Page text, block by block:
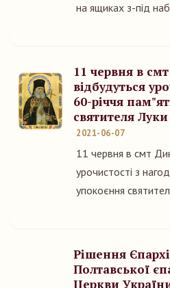
на ящиках з-під
11 червня в
відбудуться
60-річчя
святителя
2021-06-07
11 червня в смт
урочистості з
упокоєння
Рішення
Полтавської
Церкви